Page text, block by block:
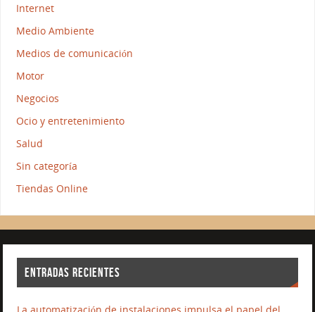
Internet
Medio Ambiente
Medios de comunicación
Motor
Negocios
Ocio y entretenimiento
Salud
Sin categoría
Tiendas Online
ENTRADAS RECIENTES